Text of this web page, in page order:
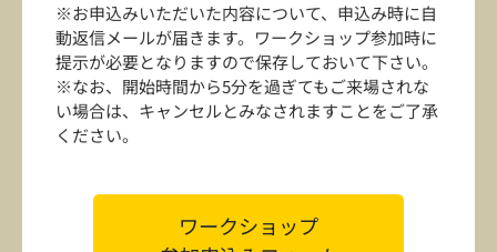
※お申込みいただいた内容について、申込み時に自
動返信メールが届きます。ワークショップ参加時に
提示が必要となりますので保存しておいて下さい。
※なお、開始時間から5分を過ぎてもご来場されな
い場合は、キャンセルとみなされますことをご了承
ください。
ワークショップ